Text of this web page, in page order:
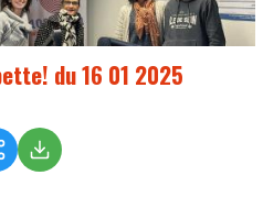
du 16 01 2025